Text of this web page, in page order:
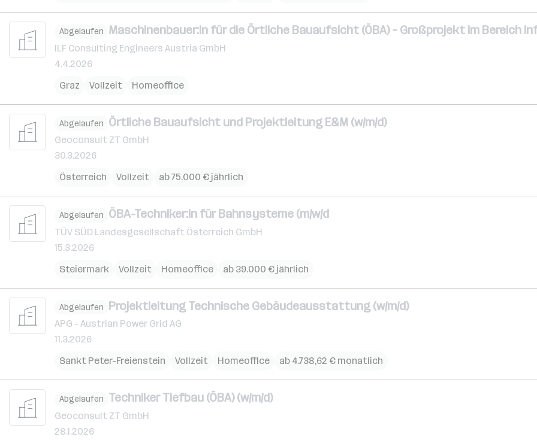
Abgelaufen Maschinenbauer:in für die Örtliche Bauaufsicht (ÖBA) – Großprojekt im Bereich
ILF Consulting Engineers Austria GmbH
4.4.2026
Graz
Vollzeit Homeoffice
Abgelaufen Örtliche Bauaufsicht und Projektleitung E&M (w/m/d)
Geoconsult ZT GmbH
30.3.2026
Österreich
Vollzeit ab 75.000 € jährlich
Abgelaufen ÖBA-Techniker:in für Bahnsysteme (m/w/d
TÜV SÜD Landesgesellschaft Österreich GmbH
15.3.2026
Steiermark
Vollzeit Homeoffice ab 39.000 € jährlich
Abgelaufen Projektleitung Technische Gebäudeausstattung (w/m/d)
APG - Austrian Power Grid AG
11.3.2026
Sankt Peter-Freienstein
Vollzeit Homeoffice ab 4.738,62 € monatlich
Abgelaufen Techniker Tiefbau (ÖBA) (w/m/d)
Geoconsult ZT GmbH
28.1.2026